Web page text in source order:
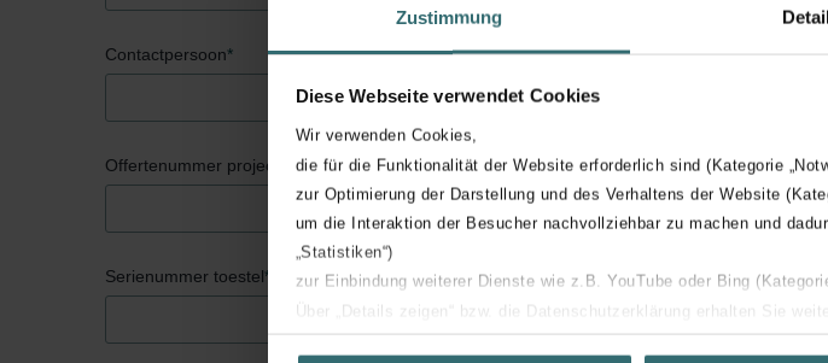
Zustimmung
Diese Webseite verwendet Cookies
Wir verwenden Cookies,
die für die Funktionalität der Website erforderlich sind (Kategorie
zur Optimierung der Darstellung und des Verhaltens der Website
um die Interaktion der Besucher nachvollziehbar zu machen und
„Statistiken“)
zur Einbindung weiterer Dienste wie z.B. YouTube oder Bing
Über „Details zeigen“ bzw. die Datenschutzerklärung erhalten Sie
Contactpersoon*
Offertenummer project (indien bekend)
Serienummer toestel*